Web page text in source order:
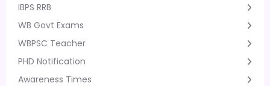
IBPS RRB
WB Govt Exams
WBPSC Teacher
PHD Notification
Awareness Times